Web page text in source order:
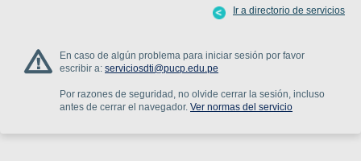
En caso de algún problema para iniciar sesión por favor
escribir a: serviciosdti@pucp.edu.pe
Por razones de seguridad, no olvide cerrar la sesión, incluso
antes de cerrar el navegador. Ver normas del servicio
Ir a directorio de servicios